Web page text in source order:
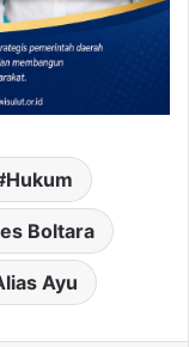
Hukum
Boltara
Ayu